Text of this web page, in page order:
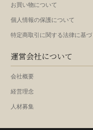
お買い物について
個人情報の保護について
特定商取引に関する法律に基
運営会社について
会社概要
経営理念
人材募集